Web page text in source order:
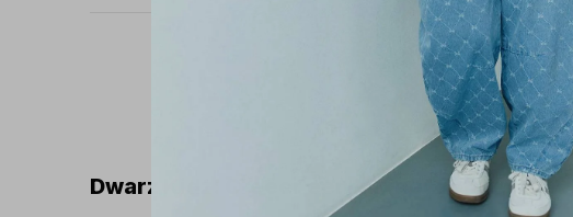
Dwarz Kidz: Creëer een Luxueuze Sfeer met